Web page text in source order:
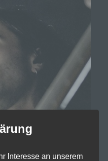
Interesse an unserem